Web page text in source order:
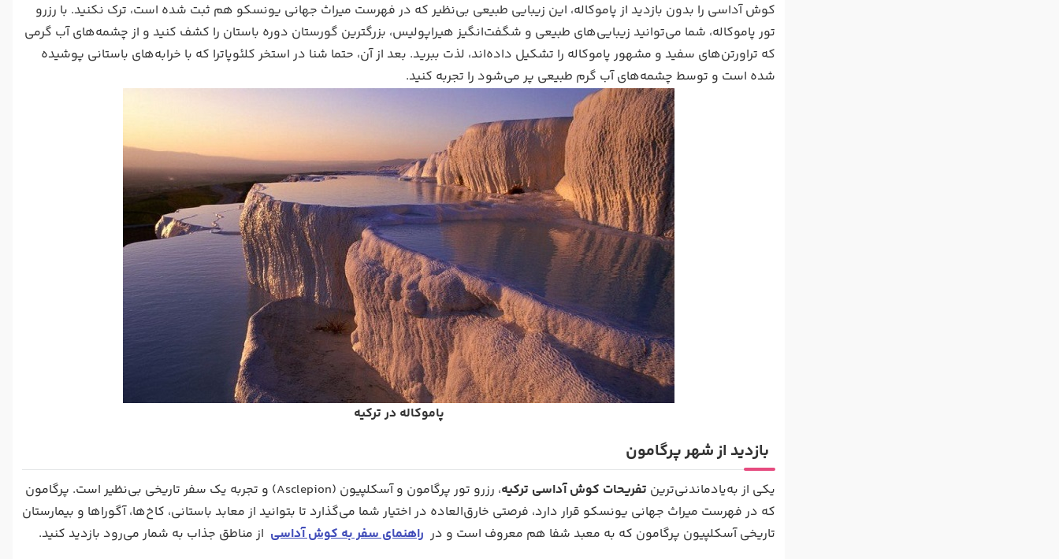
کوش آداسی را بدون بازدید از پاموکاله، این زیبایی طبیعی بی‌نظیر که در فهرست میراث جهانی یونسکو هم ثبت شده است، ترک نکنید. با رزرو
تور پاموکاله، شما می‌توانید زیبایی‌های طبیعی و شگفت‌انگیز هیراپولیس، بزرگترین گورستان دوره باستان را کشف کنید و از چشمه‌های آب گرمی
که تراورتن‌های سفید و مشهور پاموکاله را تشکیل داده‌اند، لذت ببرید. بعد از آن، حتما شنا در استخر کلئوپاترا که با خرابه‌های باستانی پوشیده
شده است و توسط چشمه‌های آب گرم طبیعی پر می‌شود را تجربه کنید.
پاموکاله در ترکیه
بازدید از شهر پرگامون
یکی از به‌یادماندنی‌ترین تفریحات کوش آداسی ترکیه
، رزرو تور پرگامون و آسکلپیون (Asclepion) و تجربه یک سفر تاریخی بی‌نظیر است. پرگامون
که در فهرست میراث جهانی یونسکو قرار دارد، فرصتی خارق‌العاده در اختیار شما می‌گذارد تا بتوانید از معابد باستانی، کاخ‌ها، آگوراها و بیمارستان
تاریخی آسکلپیون پرگامون که به معبد شفا هم معروف است و در راهنمای سفر به کوش آداسی از مناطق جذاب به شمار می‌رود بازدید کنید.